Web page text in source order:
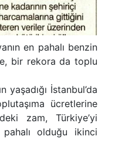
en pahalı benzin
bir rekora da toplu
yaşadığı İstanbul’da
ücretlerine
zam, Türkiye’yi
pahalı olduğu ikinci